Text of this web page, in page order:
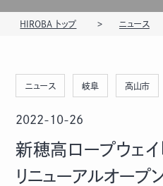
HIROBA トップ ニュース
ニュース 岐阜 高山市
2022-10-26
新穂高ロープウェイ
リニューアルオープ